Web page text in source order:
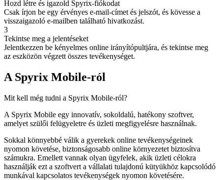
Hozd létre és igazold Spyrix-fiókodat
Csak írjon be egy érvényes e-mail-címet és jelszót, és kövesse a
visszaigazoló e-mailben található hivatkozást.
3
Tekintse meg a jelentéseket
Jelentkezzen be kényelmes online irányítópultjára, és tekintse meg
az eszközön végzett összes tevékenységet.
A Spyrix Mobile-ról
Mit kell még tudni a Spyrix Mobile-ról?
A Spyrix Mobile egy innovatív, sokoldalú, hatékony szoftver,
amelyet szülői felügyeletre és üzleti megfigyelésre használnak.
Sokkal könnyebbé válik a gyerekek online tevékenységeinek
nyomon követése, biztonságosabb online környezetet biztosítva
számukra. Emellett vannak olyan ügyfelek, akik üzleti célokra
használják ezt a szoftvert a vállalati tulajdonú kütyükhöz kapcsolódó
munkával kapcsolatos tevékenységek nyomon követésére.